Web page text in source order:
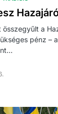
a
pénz –